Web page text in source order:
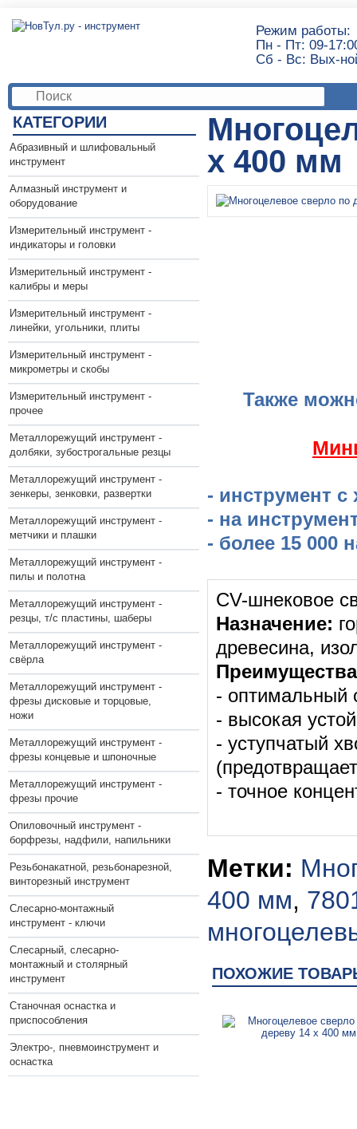
Режим работы:
Пн - Пт: 09-
Сб - Вс: Вых-
КАТЕГОРИИ
Абразивный и шлифовальный
инструмент
Алмазный инструмент и
оборудование
Измерительный инструмент -
индикаторы и головки
Измерительный инструмент -
калибры и меры
Измерительный инструмент -
линейки, угольники, плиты
Измерительный инструмент -
микрометры и скобы
Измерительный инструмент -
прочее
Металлорежущий инструмент -
долбяки, зубострогальные резцы
Металлорежущий инструмент -
зенкеры, зенковки, развертки
Металлорежущий инструмент -
метчики и плашки
Металлорежущий инструмент -
пилы и полотна
Металлорежущий инструмент -
резцы, т/с пластины, шаберы
Металлорежущий инструмент -
свёрла
Металлорежущий инструмент -
фрезы дисковые и торцовые,
ножи
Металлорежущий инструмент -
фрезы концевые и шпоночные
Металлорежущий инструмент -
фрезы прочие
Опиловочный инструмент -
борфрезы, надфили, напильники
Резьбонакатной, резьбонарезной,
винторезный инструмент
Слесарно-монтажный
инструмент - ключи
Слесарный, слесарно-
монтажный и столярный
инструмент
Станочная оснастка и
приспособления
Электро-, пневмоинструмент и
оснастка
х 400 мм
Также
- инструмент
- на
- более 15 000
СV-шнековое
Назначение:
древесина,
- оптимальный
- высокая
- уступчатый
- точное
Метки:
400 мм,
ПОХОЖИЕ